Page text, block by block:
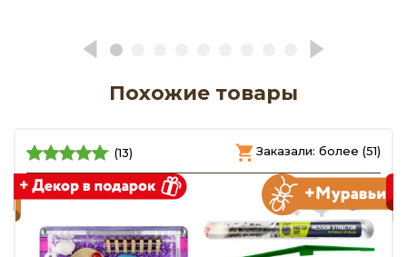
Похожие товары
(13) Заказали: более (51)